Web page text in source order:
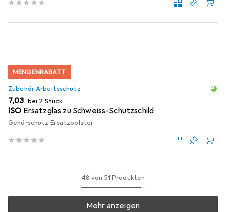
MENGENRABATT
Zubehör Arbeitsschutz
EUR
7,03 bei 2 Stück
ISO Ersatzglas zu Schweiss-Schutzschild
Gehörschutz Ersatzpolster
48 von 51 Produkten
Mehr anzeigen